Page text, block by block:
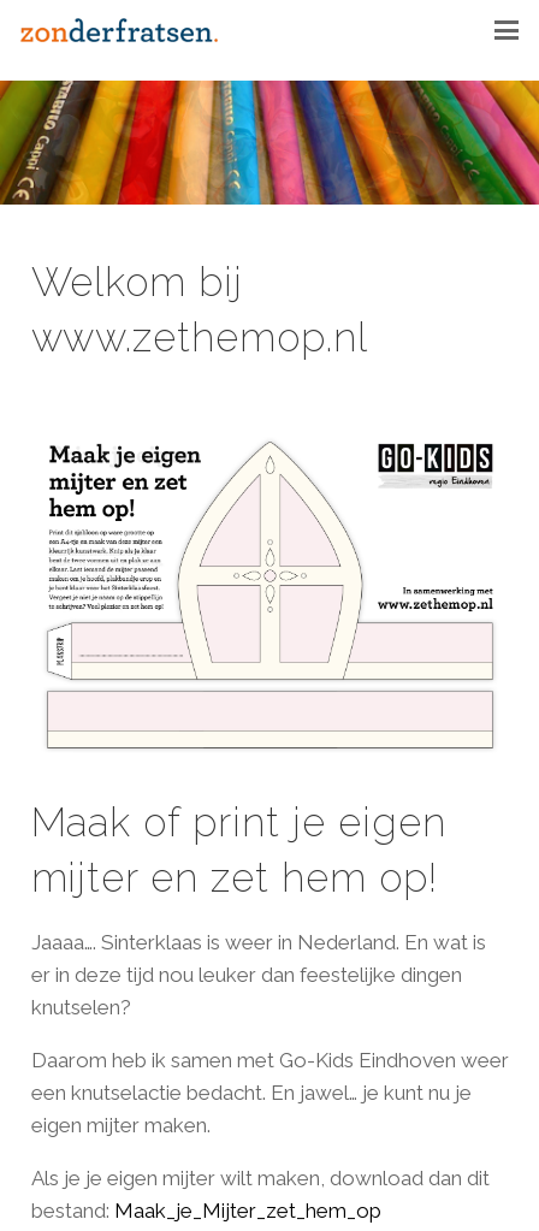
Welkom bij
www.zethemop.nl
Maak of print je eigen
mijter en zet hem op!
Jaaaa…. Sinterklaas is weer in Nederland. En wat is
er in deze tijd nou leuker dan feestelijke dingen
knutselen?
Daarom heb ik samen met Go-Kids Eindhoven weer
een knutselactie bedacht. En jawel… je kunt nu je
eigen mijter maken.
Als je je eigen mijter wilt maken, download dan dit
bestand: Maak_je_Mijter_zet_hem_op